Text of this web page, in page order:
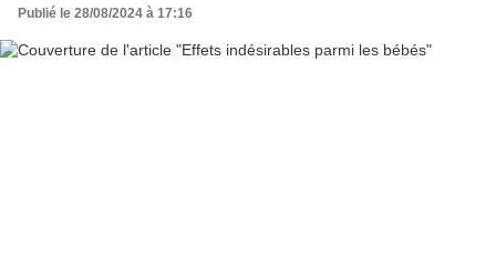
Publié le 28/08/2024 à 17:16